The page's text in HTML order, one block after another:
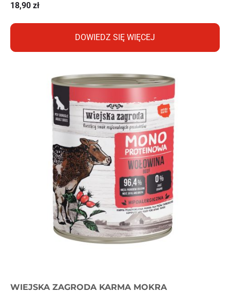
18,90 zł
DOWIEDZ SIĘ WIĘCEJ
WIEJSKA ZAGRODA KARMA MOKRA